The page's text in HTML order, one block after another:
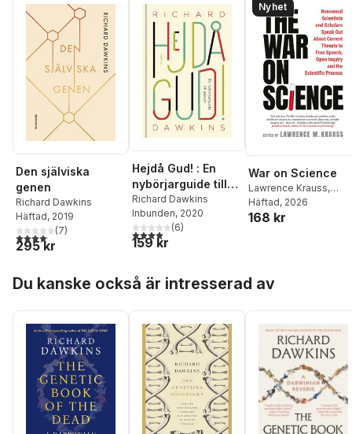
Den själviska
genen
Richard Dawkins
Häftad, 2019
4,1utav 5 stjärnor. Totalt antal röster:
(7)
295 kr
Hejdå Gud! : En
nybörjarguide till
ateism
Richard Dawkins
Inbunden, 2020
4,0utav 5 stjärnor. Totalt antal röster:
(6)
159 kr
Nyhet
War on Science
Lawrence Krauss,
Richard Dawkins
Steven Pinker
Krauss
Häftad, 2026
168 kr
Du kanske också är intresserad av